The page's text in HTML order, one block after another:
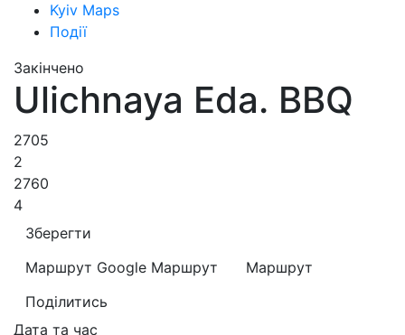
Kyiv Maps
Події
Закінчено
Ulichnaya Eda. BBQ
2705
2
2760
4
Зберегти
Маршрут Google Маршрут
Маршрут
Поділитись
Дата та час